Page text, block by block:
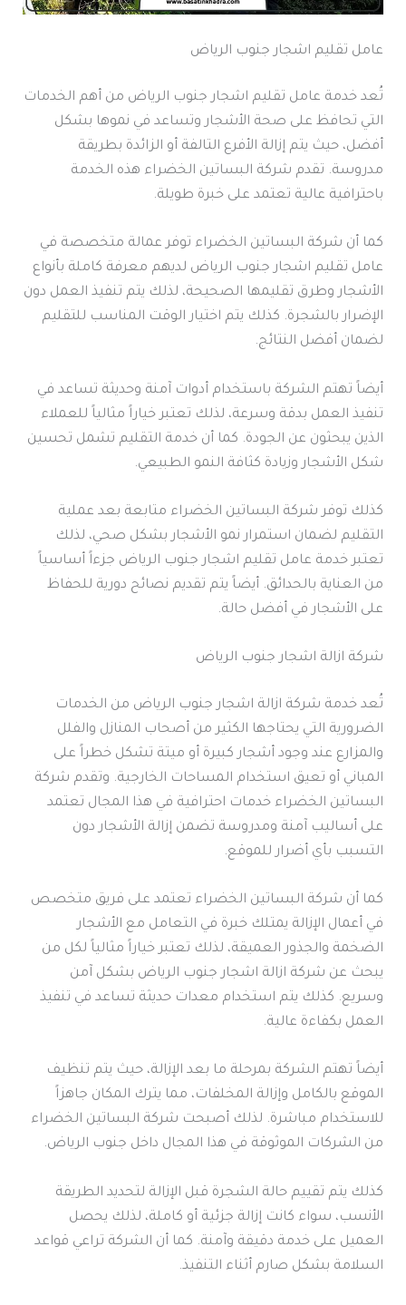
عامل تقليم اشجار جنوب الرياض
تُعد خدمة عامل تقليم اشجار جنوب الرياض من أهم الخدمات
التي تحافظ على صحة الأشجار وتساعد في نموها بشكل
أفضل، حيث يتم إزالة الأفرع التالفة أو الزائدة بطريقة
مدروسة. تقدم شركة البساتين الخضراء هذه الخدمة
باحترافية عالية تعتمد على خبرة طويلة.
كما أن شركة البساتين الخضراء توفر عمالة متخصصة في
عامل تقليم اشجار جنوب الرياض لديهم معرفة كاملة بأنواع
الأشجار وطرق تقليمها الصحيحة، لذلك يتم تنفيذ العمل دون
الإضرار بالشجرة. كذلك يتم اختيار الوقت المناسب للتقليم
لضمان أفضل النتائج.
أيضاً تهتم الشركة باستخدام أدوات آمنة وحديثة تساعد في
تنفيذ العمل بدقة وسرعة، لذلك تعتبر خياراً مثالياً للعملاء
الذين يبحثون عن الجودة. كما أن خدمة التقليم تشمل تحسين
شكل الأشجار وزيادة كثافة النمو الطبيعي.
كذلك توفر شركة البساتين الخضراء متابعة بعد عملية
التقليم لضمان استمرار نمو الأشجار بشكل صحي، لذلك
تعتبر خدمة عامل تقليم اشجار جنوب الرياض جزءاً أساسياً
من العناية بالحدائق. أيضاً يتم تقديم نصائح دورية للحفاظ
على الأشجار في أفضل حالة.
شركة ازالة اشجار جنوب الرياض
تُعد خدمة شركة ازالة اشجار جنوب الرياض من الخدمات
الضرورية التي يحتاجها الكثير من أصحاب المنازل والفلل
والمزارع عند وجود أشجار كبيرة أو ميتة تشكل خطراً على
المباني أو تعيق استخدام المساحات الخارجية. وتقدم شركة
البساتين الخضراء خدمات احترافية في هذا المجال تعتمد
على أساليب آمنة ومدروسة تضمن إزالة الأشجار دون
التسبب بأي أضرار للموقع.
كما أن شركة البساتين الخضراء تعتمد على فريق متخصص
في أعمال الإزالة يمتلك خبرة في التعامل مع الأشجار
الضخمة والجذور العميقة، لذلك تعتبر خياراً مثالياً لكل من
يبحث عن شركة ازالة اشجار جنوب الرياض بشكل آمن
وسريع. كذلك يتم استخدام معدات حديثة تساعد في تنفيذ
العمل بكفاءة عالية.
أيضاً تهتم الشركة بمرحلة ما بعد الإزالة، حيث يتم تنظيف
الموقع بالكامل وإزالة المخلفات، مما يترك المكان جاهزاً
للاستخدام مباشرة. لذلك أصبحت شركة البساتين الخضراء
من الشركات الموثوقة في هذا المجال داخل جنوب الرياض.
كذلك يتم تقييم حالة الشجرة قبل الإزالة لتحديد الطريقة
الأنسب، سواء كانت إزالة جزئية أو كاملة، لذلك يحصل
العميل على خدمة دقيقة وآمنة. كما أن الشركة تراعي قواعد
السلامة بشكل صارم أثناء التنفيذ.